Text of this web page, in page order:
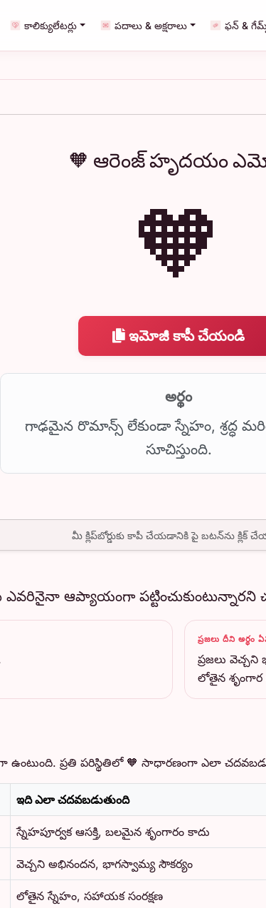
కాలిక్యులేటర్లు పదాలు & అక్షరాలు ఫన్ &
🧡 ఆరెంజ్ హృదయం
🧡
ఇమోజీ కాపీ చేయండి
అర్థం
గాఢమైన రొమాన్స్ లేకుండా స్నేహం, శ్రద్ధ
సూచిస్తుంది.
మీ క్లిప్‌బోర్డుకు కాపీ చేయడానికి పై బటన్‌ను క్లిక్
ఎవరినైనా ఆప్యాయంగా
ప్రజలు దీని అర్థం
ప్రజలు
లోతైన శృంగార
ప్రతి పరిస్థితిలో 🧡 సాధారణంగా ఎలా
ఇది ఎలా చదవబడుతుంది
స్నేహపూర్వక ఆసక్తి, బలమైన శృంగారం కాదు
వెచ్చని అభినందన, భాగస్వామ్య సౌకర్యం
లోతైన స్నేహం, సహాయక సంరక్షణ